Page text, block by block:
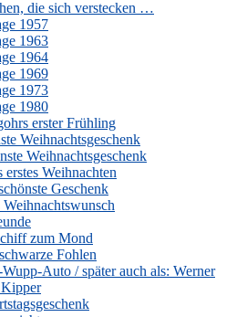
die sich verstecken …
1957
1963
1964
1969
1973
1980
erster Frühling
Weihnachtsgeschenk
Weihnachtsgeschenk
erstes Weihnachten
Geschenk
zum Mond
Fohlen
Auto / später auch als: Werner